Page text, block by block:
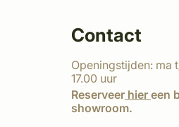
Contact
Openingstijden: ma
17.00 uur
Reserveer hier een
showroom.